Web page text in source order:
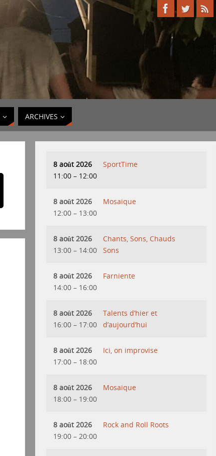
ARCHIVES
8 août 2026
11:00 – 12:00
SportTime
8 août 2026
12:00 – 13:00
Mosaique
8 août 2026
13:00 – 14:00
Chants, Sons, Chauds
Sons
8 août 2026
14:00 – 16:00
Farniente
8 août 2026
16:00 – 17:00
Talents d’hier et
d’aujourd’hui
8 août 2026
17:00 – 18:00
Ici, on improvise
8 août 2026
18:00 – 19:00
Mosaique
8 août 2026
19:00 – 20:00
Rock and Roll Roots